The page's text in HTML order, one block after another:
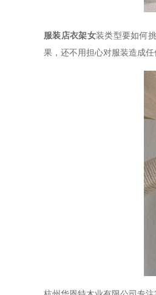
服装店衣架女装类型要如何
果，还不用担心对服装造成任